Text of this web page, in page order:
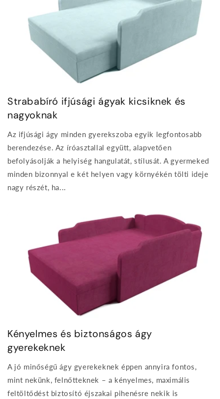
Strababíró ifjúsági ágyak kicsiknek és
nagyoknak
Az ifjúsági ágy minden gyerekszoba egyik legfontosabb
berendezése. Az íróasztallal együtt, alapvetően
befolyásolják a helyiség hangulatát, stílusát. A gyermeked
minden bizonnyal e két helyen vagy környékén tölti ideje
nagy részét, ha...
Kényelmes és biztonságos ágy
gyerekeknek
A jó minőségű ágy gyerekeknek éppen annyira fontos,
mint nekünk, felnőtteknek – a kényelmes, maximális
feltöltődést biztosító éjszakai pihenésre nekik is